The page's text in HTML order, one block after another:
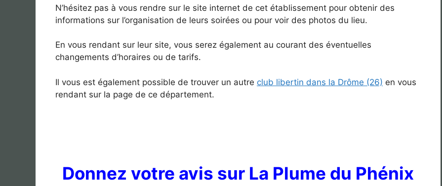
N’hésitez pas à vous rendre sur le site internet de cet établissement pour obtenir des
informations sur l’organisation de leurs soirées ou pour voir des photos du lieu.
En vous rendant sur leur site, vous serez également au courant des éventuelles
changements d’horaires ou de tarifs.
Il vous est également possible de trouver un autre club libertin dans la Drôme (26) en vous
rendant sur la page de ce département.
Donnez votre avis sur La Plume du Phénix